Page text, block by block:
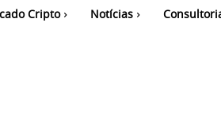
Cripto Notícias